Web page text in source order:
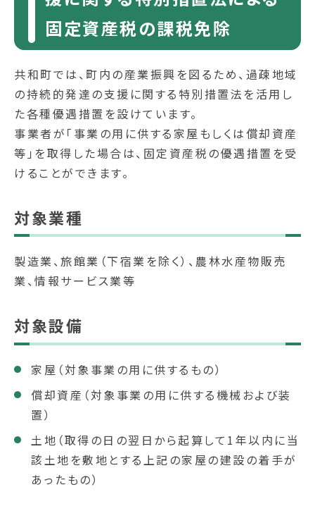
固定資産税の課税免除
共和町では、町内の産業振興を図るため、過疎地域
の持続的発達の支援に関する特別措置法を活用し
た各種優遇措置を設けています。
事業者が「事業の用に供する家屋もしくは償却資産
等」を取得した場合は、固定資産税の優遇措置を受
けることができます。
対象業種
製造業、旅館業（下宿業を除く）、農林水産物販売
業、情報サービス業等
対象設備
家屋（対象事業の用に供するもの）
償却資産（対象事業の用に供する機械および装
置）
土地（取得の日の翌日から起算して1年以内に当
該土地を敷地とする上記の家屋の建設の着手が
あったもの）